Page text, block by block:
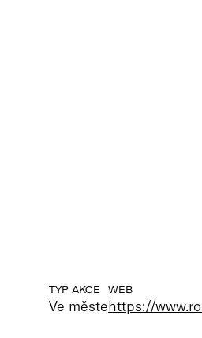
TYP AKCE
Ve měste
WEB
https://